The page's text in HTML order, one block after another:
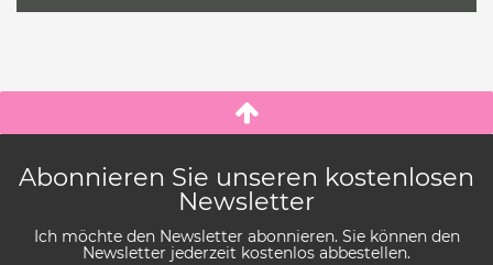
Abonnieren Sie unseren kostenlosen
Newsletter
Ich möchte den Newsletter abonnieren. Sie können den
Newsletter jederzeit kostenlos abbestellen.